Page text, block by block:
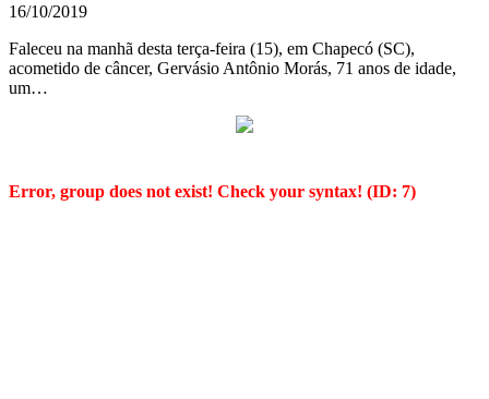
16/10/2019
Faleceu na manhã desta terça-feira (15), em Chapecó (SC),
acometido de câncer, Gervásio Antônio Morás, 71 anos de idade,
um…
Error, group does not exist! Check your syntax! (ID: 7)